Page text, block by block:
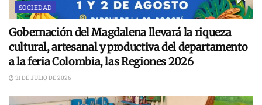
SOCIEDAD
Gobernación del Magdalena llevará la riqueza
cultural, artesanal y productiva del departamento
a la feria Colombia, las Regiones 2026
31 DE JULIO DE 2026